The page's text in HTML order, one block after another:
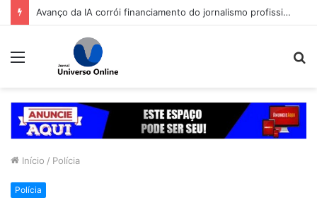
Avanço da IA corrói financiamento do jornalismo profissional no Brasil
Menu
Início / Polícia
Polícia